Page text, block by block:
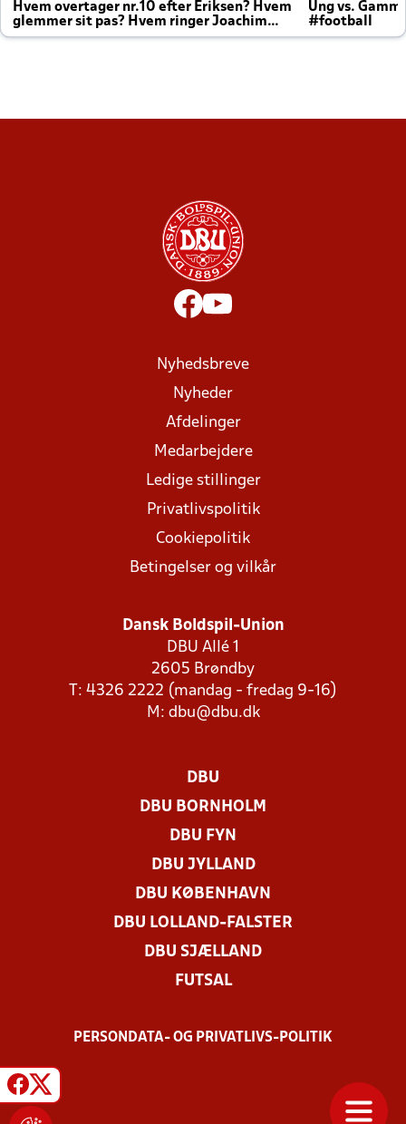
Hvem overtager nr.10 efter Eriksen? Hvem
glemmer sit pas? Hvem ringer Joachim
altid til efter kampe?
Ung vs.
#football
Nyhedsbreve
Nyheder
Afdelinger
Medarbejdere
Ledige stillinger
Privatlivspolitik
Cookiepolitik
Betingelser og vilkår
Dansk Boldspil-Union
DBU Allé 1
2605 Brøndby
T: 4326 2222 (mandag - fredag 9-16)
M: dbu@dbu.dk
DBU
DBU BORNHOLM
DBU FYN
DBU JYLLAND
DBU KØBENHAVN
DBU LOLLAND-FALSTER
DBU SJÆLLAND
FUTSAL
PERSONDATA- OG PRIVATLIVS-POLITIK